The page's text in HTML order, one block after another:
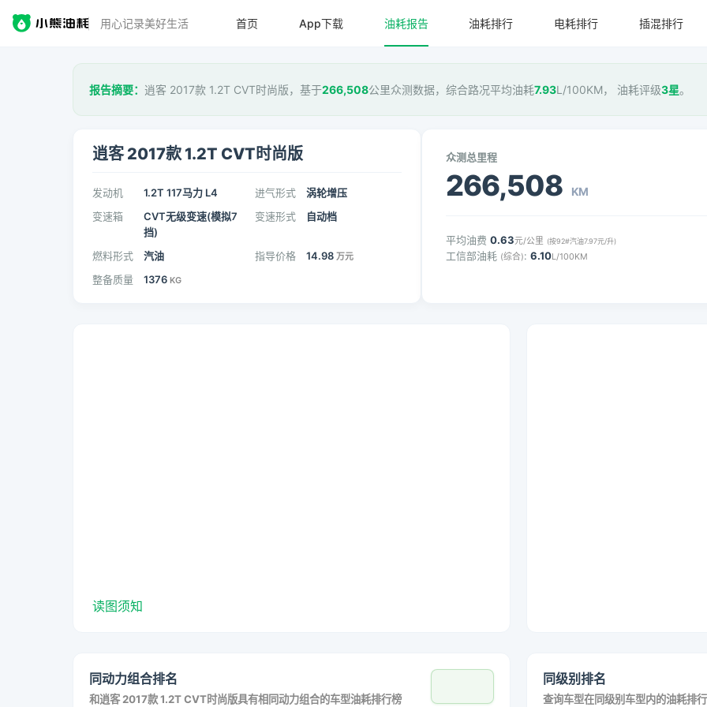
用心记录美好生活 首页 App下载 油耗报告 油耗排行 电耗排行 插混排行
报告摘要： 逍客 2017款 1.2T CVT时尚版，基于266,508公里众测数据，综合路况平均油耗7.93L/100KM， 油耗评级3星。
逍客 2017款 1.2T CVT时尚版
发动机 1.2T 117马力 L4 进气形式
涡轮增压
变速箱
CVT无级变速(模拟7
挡)
变速形式 自动档
燃料形式 汽油 指导价格 14.98 万元
整备质量 1376 KG
众测总里程
266,508 KM
平均油费 0.63元/公里 (按92#汽油7.97元/升)
工信部油耗 (综合): 6.10L/100KM
读图须知
同动力组合排名
和逍客 2017款 1.2T CVT时尚版具有相同动力组合的车型油耗排行榜
同级别排名
查询车型在同级别车型内的油耗排